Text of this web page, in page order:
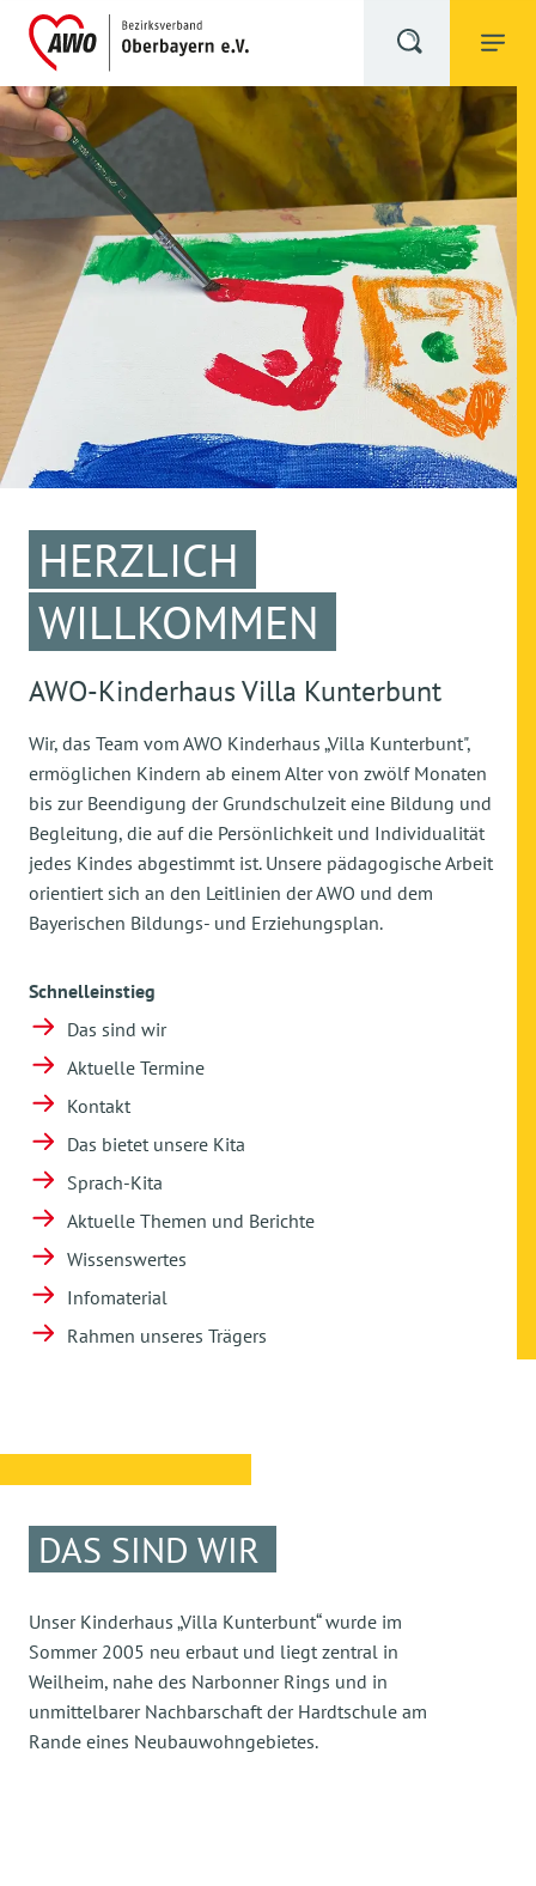
HERZLICH
WILLKOMMEN
AWO-Kinderhaus Villa Kunterbunt
Wir, das Team vom AWO Kinderhaus „Villa Kunterbunt",
ermöglichen Kindern ab einem Alter von zwölf Monaten
bis zur Beendigung der Grundschulzeit eine Bildung und
Begleitung, die auf die Persönlichkeit und Individualität
jedes Kindes abgestimmt ist. Unsere pädagogische Arbeit
orientiert sich an den Leitlinien der AWO und dem
Bayerischen Bildungs- und Erziehungsplan.
Schnelleinstieg
Das sind wir
Aktuelle Termine
Kontakt
Das bietet unsere Kita
Sprach-Kita
Aktuelle Themen und Berichte
Wissenswertes
Infomaterial
Rahmen unseres Trägers
DAS SIND WIR
Unser Kinderhaus „Villa Kunterbunt“ wurde im
Sommer 2005 neu erbaut und liegt zentral in
Weilheim, nahe des Narbonner Rings und in
unmittelbarer Nachbarschaft der Hardtschule am
Rande eines Neubauwohngebietes.